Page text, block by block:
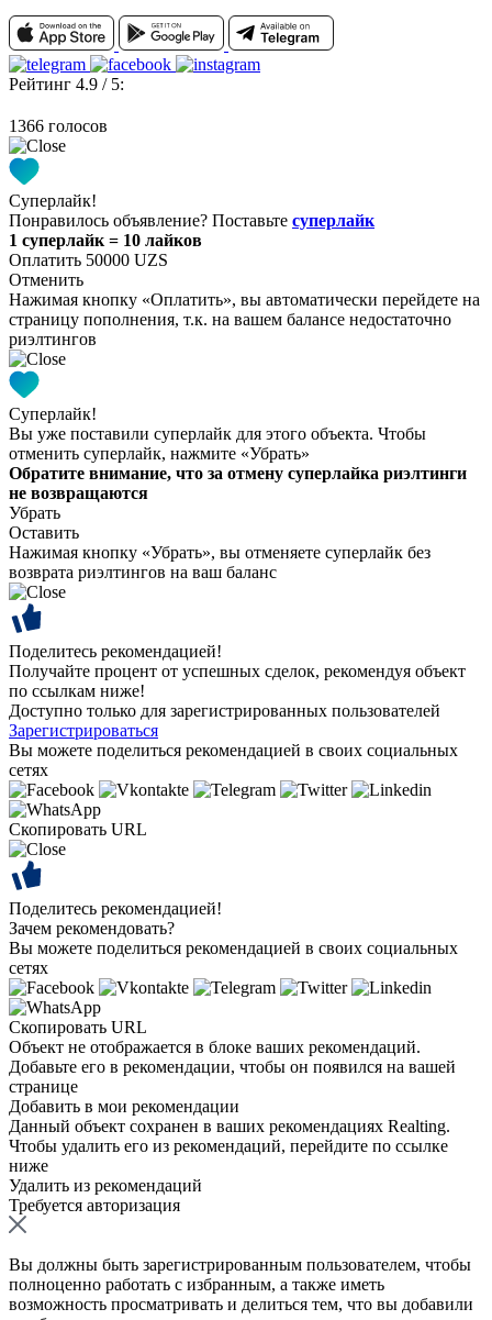
Рейтинг 4.9 / 5:
1366 голосов
Суперлайк!
Понравилось объявление? Поставьте суперлайк
1 суперлайк = 10 лайков
Оплатить 50000 UZS
Отменить
Нажимая кнопку «Оплатить», вы автоматически перейдете на
страницу пополнения, т.к. на вашем балансе недостаточно
риэлтингов
Суперлайк!
Вы уже поставили суперлайк для этого объекта. Чтобы
отменить суперлайк, нажмите «Убрать»
Обратите внимание, что за отмену суперлайка риэлтинги
не возвращаются
Убрать
Оставить
Нажимая кнопку «Убрать», вы отменяете суперлайк без
возврата риэлтингов на ваш баланс
Поделитесь рекомендацией!
Получайте процент от успешных сделок, рекомендуя объект
по ссылкам ниже!
Доступно только для зарегистрированных пользователей
Зарегистрироваться
Вы можете поделиться рекомендацией в своих социальных
сетях
Скопировать URL
Поделитесь рекомендацией!
Зачем рекомендовать?
Вы можете поделиться рекомендацией в своих социальных
сетях
Скопировать URL
Объект не отображается в блоке ваших рекомендаций.
Добавьте его в рекомендации, чтобы он появился на вашей
странице
Добавить в мои рекомендации
Данный объект сохранен в ваших рекомендациях Realting.
Чтобы удалить его из рекомендаций, перейдите по ссылке
ниже
Удалить из рекомендаций
Требуется авторизация
Вы должны быть зарегистрированным пользователем, чтобы
полноценно работать с избранным, а также иметь
возможность просматривать и делиться тем, что вы добавили